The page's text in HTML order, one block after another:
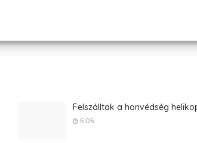
Felszálltak a honvédség
5:05